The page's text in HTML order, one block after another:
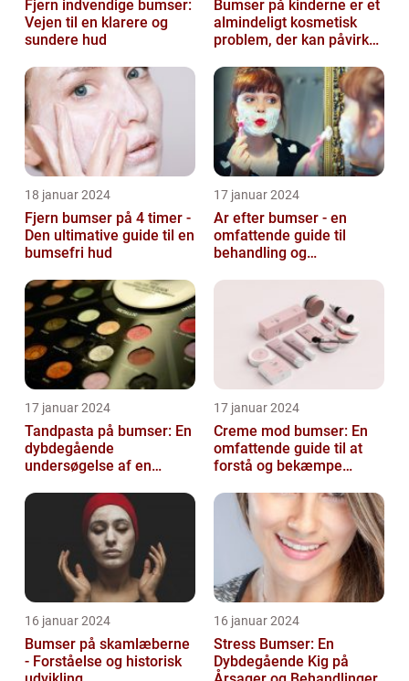
Fjern indvendige bumser:
Vejen til en klarere og
sundere hud
Bumser på kinderne er et
almindeligt kosmetisk
problem, der kan påvirke
18 januar 2024
Fjern bumser på 4 timer -
Den ultimative guide til en
bumsefri hud
17 januar 2024
Ar efter bumser - en
omfattende guide til
behandling og
17 januar 2024
Tandpasta på bumser: En
dybdegående
undersøgelse af en
skønhedsanbefaling
17 januar 2024
Creme mod bumser: En
omfattende guide til at
forstå og bekæmpe
16 januar 2024
Bumser på skamlæberne
- Forståelse og historisk
16 januar 2024
Stress Bumser: En
Dybdegående Kig på